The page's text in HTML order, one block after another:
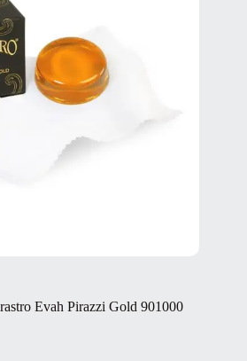
Evah Pirazzi Gold 901000